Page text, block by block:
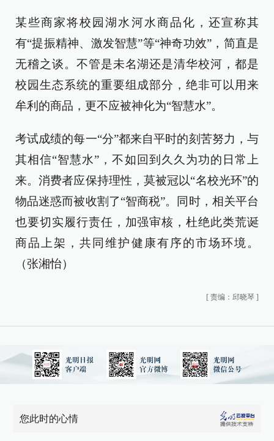
某些商家将校园湖水河水商品化，还宣称其
有“提振精神、激发智慧”等“神奇功效”，简直是
无稽之谈。不管是未名湖还是清华校河，都是
校园生态系统的重要组成部分，绝非可以用来
牟利的商品，更不应被神化为“智慧水”。
考试成绩的每一“分”都来自平时的刻苦努力，与
其相信“智慧水”，不如回到久久为功的日常上
来。消费者应保持理性，莫被冠以“名校光环”的
物品迷惑而被收割了“智商税”。同时，相关平台
也要切实履行责任，加强审核，杜绝此类荒诞
商品上架，共同维护健康有序的市场环境。
（张湘怡）
[ 责编：邱晓琴 ]
您此时的心情